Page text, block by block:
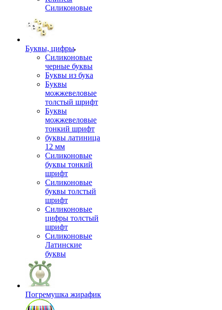
Силиконовые
Буквы, цифры
Силиконовые
черные буквы
Буквы из бука
Буквы
можжевеловые
толстый шрифт
Буквы
можжевеловые
тонкий шрифт
буквы латиница
12 мм
Силиконовые
буквы тонкий
шрифт
Силиконовые
буквы толстый
шрифт
Силиконовые
цифры толстый
шрифт
Силиконовые
Латинские
буквы
Погремушка жирафик